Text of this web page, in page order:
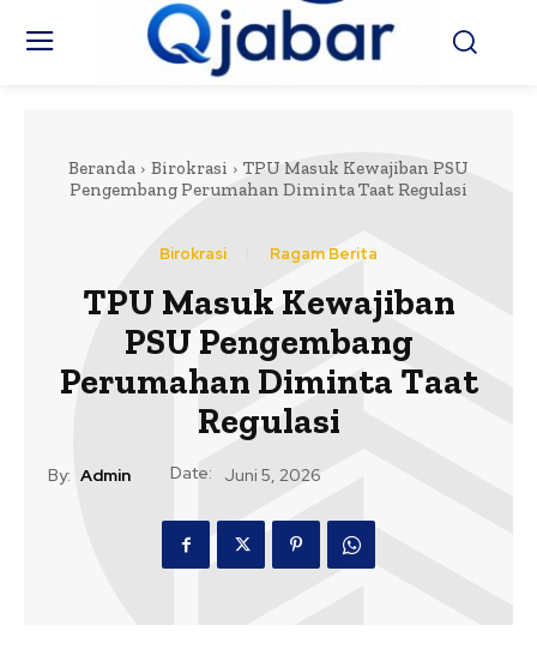
Beranda Birokrasi
TPU Masuk Kewajiban PSU
Pengembang Perumahan Diminta Taat Regulasi
Birokrasi Ragam Berita
TPU Masuk Kewajiban
PSU Pengembang
Perumahan Diminta Taat
Regulasi
By: Admin Date: Juni 5, 2026